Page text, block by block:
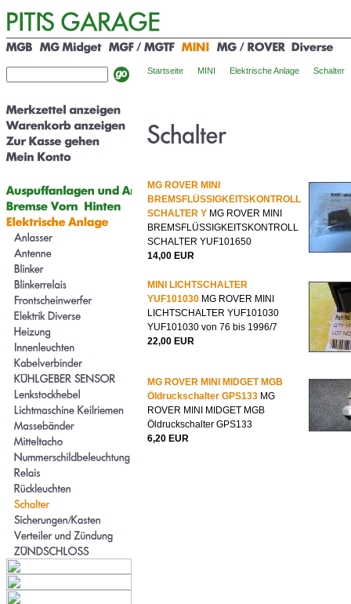
Startseite MINI Elektrische Anlage Schalter
MG ROVER MINI
BREMSFLÜSSIGKEITSKONTROLL
SCHALTER Y MG ROVER MINI
BREMSFLÜSSIGKEITSKONTROLL
SCHALTER YUF101650
14,00 EUR
MINI LICHTSCHALTER
YUF101030 MG ROVER MINI
LICHTSCHALTER YUF101030
YUF101030 von 76 bis 1996/7
22,00 EUR
MG ROVER MINI MIDGET MGB
Öldruckschalter GPS133 MG
ROVER MINI MIDGET MGB
Öldruckschalter GPS133
6,20 EUR